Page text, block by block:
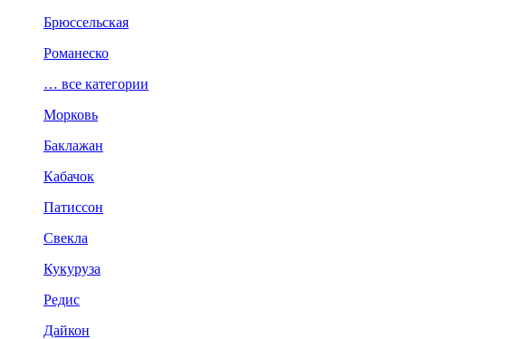
Брюссельская
Романеско
… все категории
Морковь
Баклажан
Кабачок
Патиссон
Свекла
Кукуруза
Редис
Дайкон